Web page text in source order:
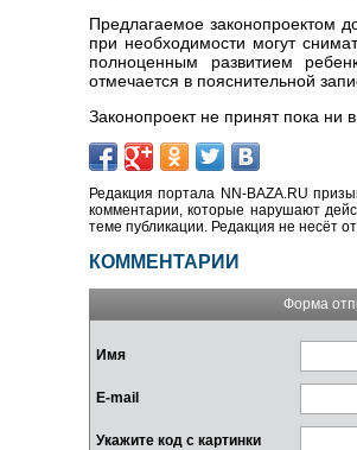
Предлагаемое законопроектом
при необходимости могут
полноценным развитием
отмечается в пояснительной
Законопроект не принят пока ни
Редакция портала NN-BAZA.RU
комментарии, которые нарушают
теме публикации. Редакция не несёт
КОММЕНТАРИИ
Форма
Имя
E-mail
Укажите код с картинки